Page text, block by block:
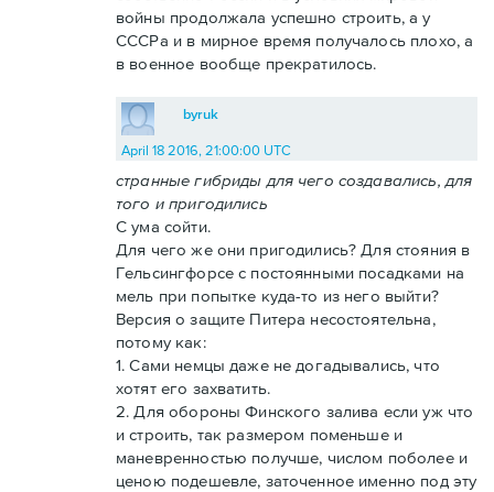
войны продолжала успешно строить, а у
СССРа и в мирное время получалось плохо, а
в военное вообще прекратилось.
byruk
April 18 2016, 21:00:00 UTC
странные гибриды для чего создавались, для
того и пригодились
С ума сойти.
Для чего же они пригодились? Для стояния в
Гельсингфорсе с постоянными посадками на
мель при попытке куда-то из него выйти?
Версия о защите Питера несостоятельна,
потому как:
1. Сами немцы даже не догадывались, что
хотят его захватить.
2. Для обороны Финского залива если уж что
и строить, так размером поменьше и
маневренностью получше, числом поболее и
ценою подешевле, заточенное именно под эту